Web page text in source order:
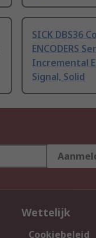
SICK DBS36
ENCODERS
Incremental
Signal, Solid
Wettelijk
Cookiebeleid